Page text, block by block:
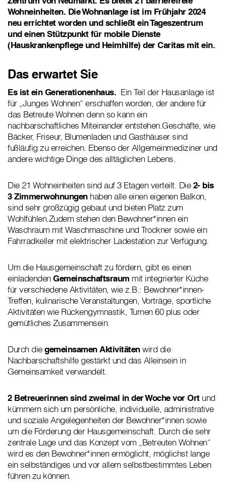
Wohneinheiten. Die Wohnanlage ist im Frühjahr 2024
neu errichtet worden und schließt ein Tageszentrum
und einen Stützpunkt für mobile Dienste
(Hauskrankenpflege und Heimhilfe) der Caritas mit ein.
Das erwartet Sie
Es ist ein Generationenhaus. Ein Teil der Hausanlage ist
für „Junges Wohnen“ erschaffen worden, der andere für
das Betreute Wohnen denn so kann ein
nachbarschaftliches Miteinander entstehen.Geschäfte, wie
Bäcker, Friseur, Blumenladen und Gasthäuser sind
fußläufig zu erreichen. Ebenso der Allgemeinmediziner und
andere wichtige Dinge des alltäglichen Lebens.
Die 21 Wohneinheiten sind auf 3 Etagen verteilt. Die2- bis
3 Zimmerwohnungen haben alle einen eigenen Balkon,
sind sehr großzügig gebaut und bieten Platz zum
Wohlfühlen.Zudem stehen den Bewohner*innen ein
Waschraum mit Waschmaschine und Trockner sowie ein
Fahrradkeller mit elektrischer Ladestation zur Verfügung.
Um die Hausgemeinschaft zu fördern, gibt es einen
einladendenGemeinschaftsraum mit integrierter Küche
für verschiedene Aktivitäten, wie z.B.: Bewohner*innen-
Treffen, kulinarische Veranstaltungen, Vorträge, sportliche
Aktivitäten wie Rückengymnastik, Turnen 60 plus oder
gemütliches Zusammensein.
Durch diegemeinsamen Aktivitätenwird die
Nachbarschaftshilfe gestärkt und das Alleinsein in
Gemeinsamkeit verwandelt.
2 Betreuerinnen sind zweimal in der Woche vor Ort und
kümmern sich um persönliche, individuelle, administrative
und soziale Angelegenheiten der Bewohner*innen sowie
um die Förderung der Hausgemeinschaft. Durch die sehr
zentrale Lage und das Konzept vom „Betreuten Wohnen“
wird es den Bewohner*innen ermöglicht, möglichst lange
ein selbständiges und vor allem selbstbestimmtes Leben
führen zu können.